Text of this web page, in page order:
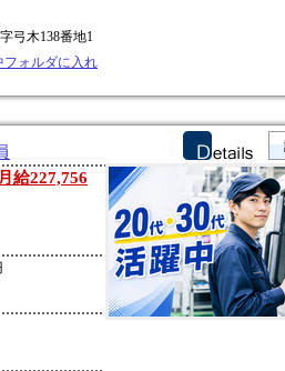
弓木138番地1
フォルダに入れ
給227,756